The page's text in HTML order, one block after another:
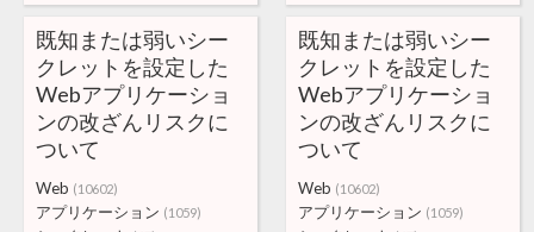
既知または弱いシー
クレットを設定した
Webアプリケーショ
ンの改ざんリスクに
ついて
Web (10602)
アプリケーション (1059)
既知または弱いシー
クレットを設定した
Webアプリケーショ
ンの改ざんリスクに
ついて
Web (10602)
アプリケーション (1059)